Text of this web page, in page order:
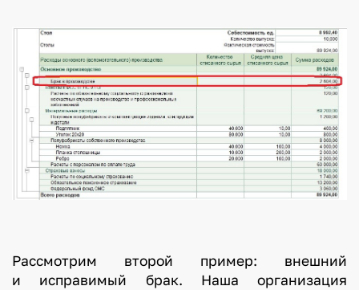
Рассмотрим второй пример: внешний
и исправимый брак. Наша организация